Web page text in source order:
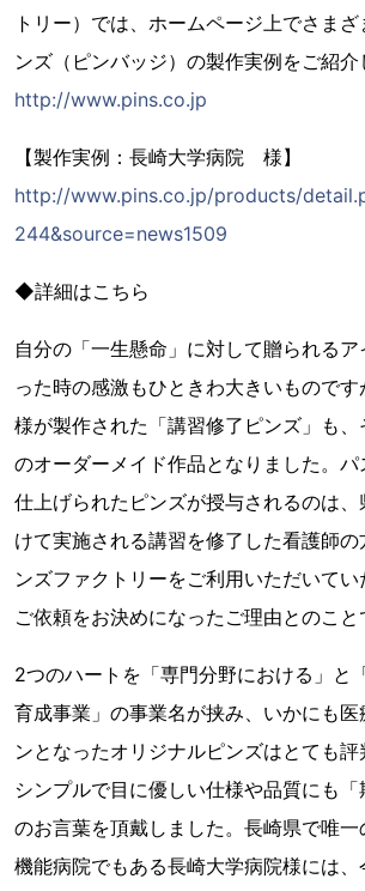
トリー）では、ホームページ上でさま
ンズ（ピンバッジ）の製作実例をご紹介
http://www.pins.co.jp
【製作実例：長崎大学病院 様】
http://www.pins.co.jp/products/
244&source=news1509
◆詳細はこちら
自分の「一生懸命」に対して贈られる
った時の感激もひときわ大きいもので
様が製作された「講習修了ピンズ」も
のオーダーメイド作品となりました。
仕上げられたピンズが授与されるのは
けて実施される講習を修了した看護師
ンズファクトリーをご利用いただいて
ご依頼をお決めになったご理由とのこと
2つのハートを「専門分野における」と
育成事業」の事業名が挟み、いかにも医
ンとなったオリジナルピンズはとても評
シンプルで目に優しい仕様や品質にも「
のお言葉を頂戴しました。長崎県で唯
機能病院でもある長崎大学病院様には